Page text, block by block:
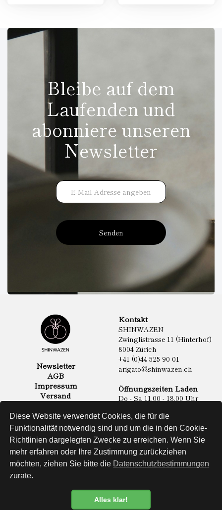
Diese Website verwendet Cookies, die für die
Funktionalität notwendig sind und um die in den Cookie-
Richtlinien dargelegten Zwecke zu erreichen. Wenn Sie
mehr erfahren oder Ihre Zustimmung zurückziehen
möchten, ziehen Sie bitte die Datenschutzbestimmungen
zurate.
Alles klar!
Bleibe auf dem
Laufenden und
abonniere unseren
Newsletter
Senden
Newsletter
AGB
Impressum
Versand
Kontakt
SHINWAZEN
Zwinglistrasse 11 (Hinterhof)
8004 Zürich
+41 (0)44 525 90 01
arigato@shinwazen.ch
Öffnungszeiten Laden
Do - Sa 11.00 - 18.00 Uhr
Online Shop
Lebensmittel
Sake & Shochu
Non Food
Spirituosen